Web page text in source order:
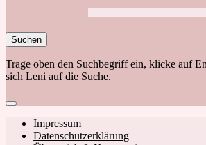
Trage oben den Suchbegriff ein, klicke auf
sich Leni auf die Suche.
Close
search
FooterImpressum
Datenschutzerklärung